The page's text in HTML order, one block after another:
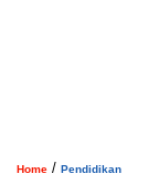
Home / Pendidikan